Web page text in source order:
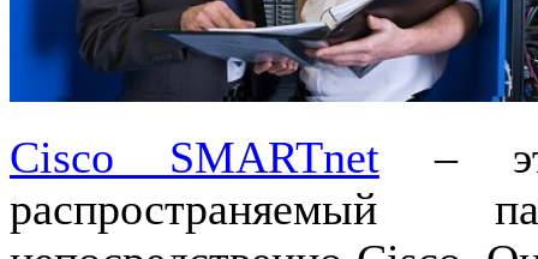
Cisco SMARTnet– это
распространяемый